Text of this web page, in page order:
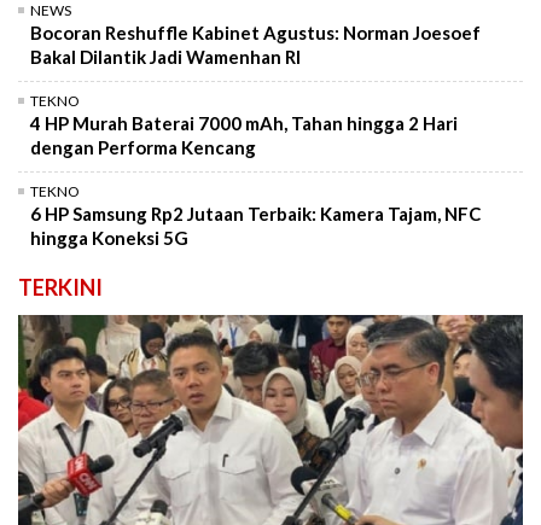
NEWS
Bocoran Reshuffle Kabinet Agustus: Norman Joesoef
Bakal Dilantik Jadi Wamenhan RI
TEKNO
4 HP Murah Baterai 7000 mAh, Tahan hingga 2 Hari
dengan Performa Kencang
TEKNO
6 HP Samsung Rp2 Jutaan Terbaik: Kamera Tajam, NFC
hingga Koneksi 5G
TERKINI